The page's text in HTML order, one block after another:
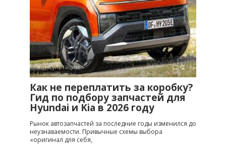
Консультации 0
Как не переплатить за коробку?
Гид по подбору запчастей для
Hyundai и Kia в 2026 году
Рынок автозапчастей за последние годы изменился до
неузнаваемости. Привычные схемы выбора
«оригинал для себя,